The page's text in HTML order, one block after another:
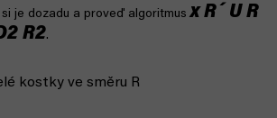
je dozadu a proveď algoritmusx R´ U R
R2.
kostky ve směru R